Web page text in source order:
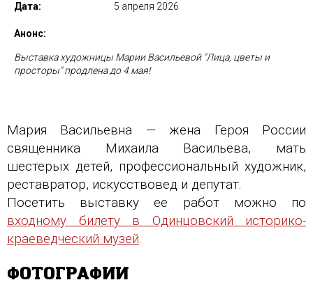
Дата: 5 апреля 2026
Анонс:
Выставка художницы Марии Васильевой "Лица, цветы и
просторы" продлена до 4 мая!
Мария Васильевна — жена Героя России
священника Михаила Васильева, мать
шестерых детей, профессиональный художник,
реставратор, искусствовед и депутат.
Посетить выставку ее работ можно по
входному билету в Одинцовский историко-
краеведческий музей.
ФОТОГРАФИИ